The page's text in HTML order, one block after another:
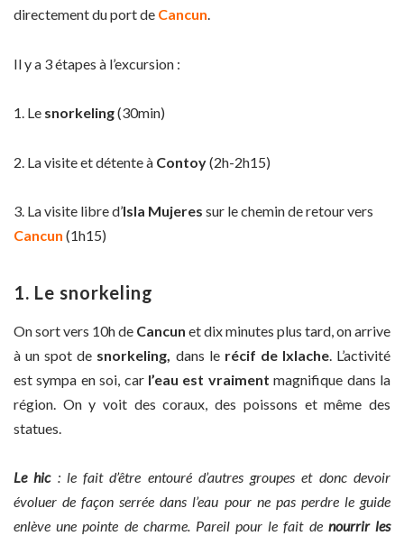
directement du port de Cancun.
Il y a 3 étapes à l’excursion :
1. Le snorkeling(30min)
2. La visite et détente à Contoy(2h-2h15)
3. La visite libre d’Isla Mujeres sur le chemin de retour vers
Cancun (1h15)
1. Le snorkeling
On sort vers 10h de Cancun et dix minutes plus tard, on arrive
à un spot de snorkeling, dans lerécif de Ixlache. L’activité
est sympa en soi, car l’eau est vraiment magnifique dans la
région. On y voit des coraux, des poissons et même des
statues.
Le hic : le fait d’être entouré d’autres groupes et donc devoir
évoluer de façon serrée dans l’eau pour ne pas perdre le guide
enlève une pointe de charme. Pareil pour le fait de nourrir les